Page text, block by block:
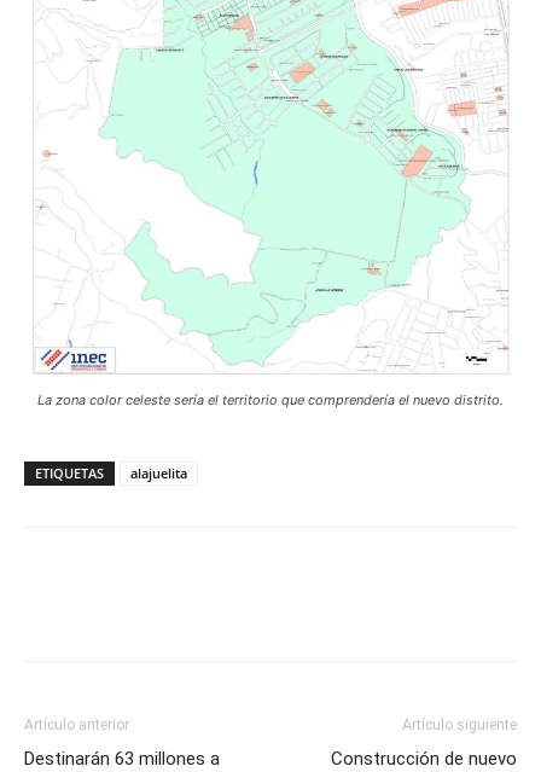
La zona color celeste sería el territorio que comprendería el nuevo distrito.
ETIQUETAS alajuelita
Artículo anterior
Destinarán 63 millones a
Artículo siguiente
Construcción de nuevo